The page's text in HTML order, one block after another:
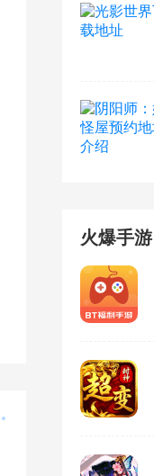
火爆手游